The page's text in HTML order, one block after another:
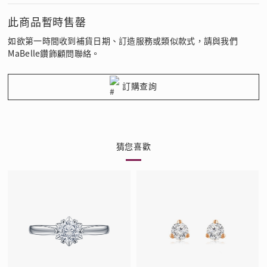
此商品暫時售罄
如欲第一時間收到補貨日期、訂造服務或類似款式，請與我們
MaBelle鑽飾顧問聯絡。
訂購查詢
猜您喜歡